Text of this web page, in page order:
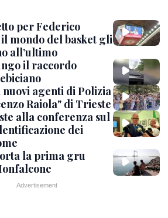
per Federico
mondo del basket gli
all’ultimo
il raccordo
agenti di Polizia
Raiola" di Trieste
alla conferenza sul
dei
la prima gru